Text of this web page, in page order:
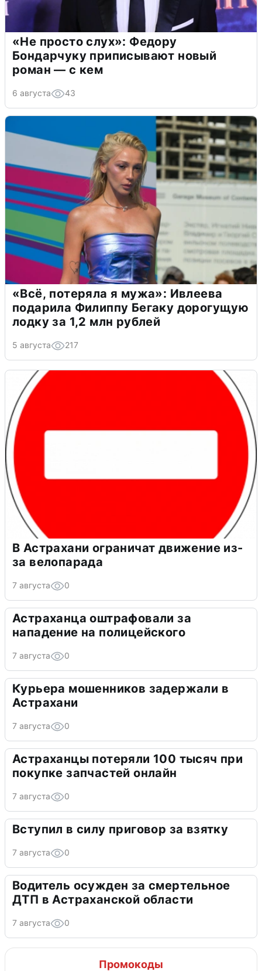
«Не просто слух»: Федору
Бондарчуку приписывают новый
роман — с кем
6 августа 43
«Всё, потеряла я мужа»: Ивлеева
подарила Филиппу Бегаку дорогущую
лодку за 1,2 млн рублей
5 августа 217
В Астрахани ограничат движение из-
за велопарада
7 августа 0
Астраханца оштрафовали за
нападение на полицейского
7 августа 0
Курьера мошенников задержали в
Астрахани
7 августа 0
Астраханцы потеряли 100 тысяч при
покупке запчастей онлайн
7 августа 0
Вступил в силу приговор за взятку
7 августа 0
Водитель осужден за смертельное
ДТП в Астраханской области
7 августа 0
Промокоды